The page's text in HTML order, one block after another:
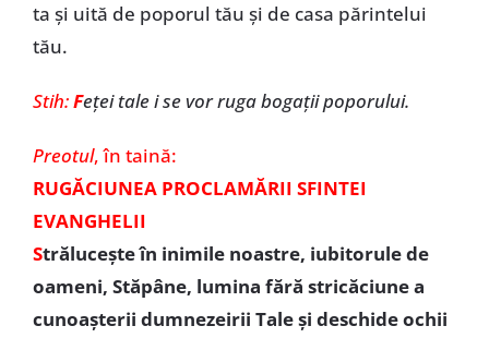
ta și uită de poporul tău și de casa părintelui
tău.
Stih:Feței tale i se vor ruga bogații poporului.
Preotul, în taină:
RUGĂCIUNEA PROCLAMĂRII SFINTEI
EVANGHELII
Strălucește în inimile noastre, iubitorule de
oameni, Stăpâne, lumina fără stricăciune a
cunoașterii dumnezeirii Tale și deschide ochii